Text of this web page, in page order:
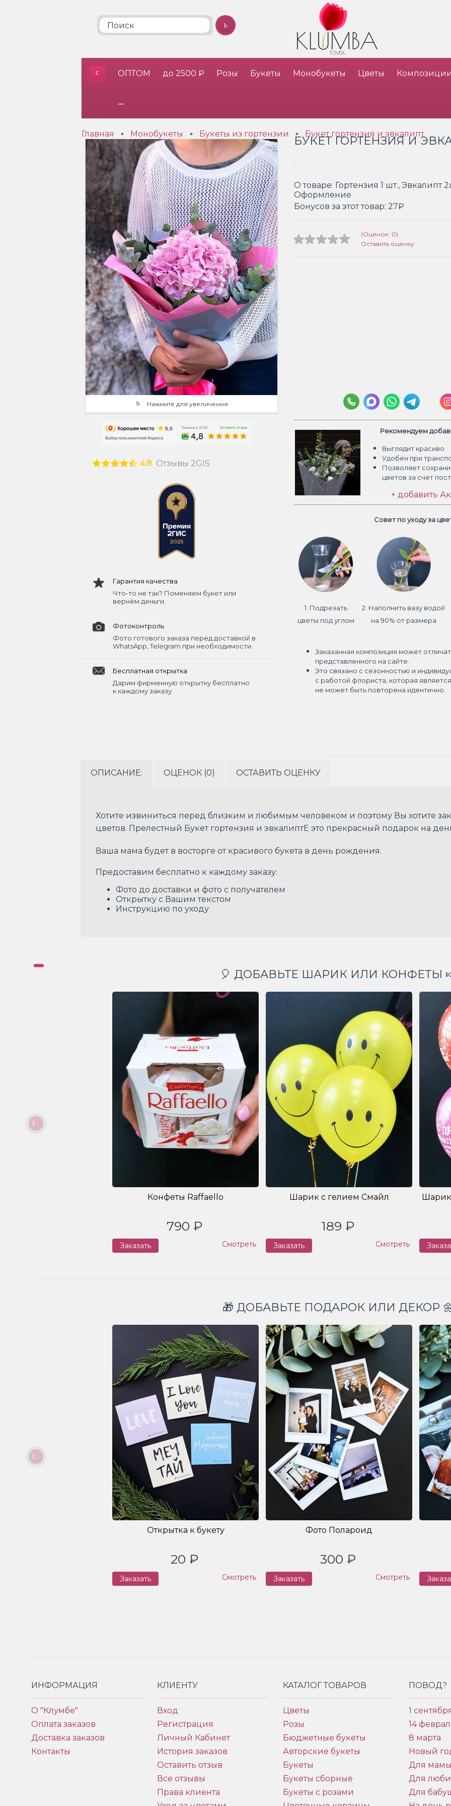
ОПТОМ до 2500 ₽ Розы Букеты Монобукеты Цветы
•••
Главная » Монобукеты » Букеты из гортензии » Букет гортензия и эвкалипт
Нажмите для увеличения
4.8 Отзывы 2GIS
Гарантия качества
Что-то не так? Поменяем букет или
вернём деньги.
Фотоконтроль
Фото готового заказа перед доставкой в
WhatsApp, Telegram при необходимости.
Бесплатная открытка
Дарим фирменную открытку бесплатно
к каждому заказу.
БУКЕТ ГОРТЕНЗИЯ И
О товаре: Гортензия 1 шт., Эвкалипт
Оформление
Бонусов за этот товар: 27₽
(Оценок: 0)
Оставить оценку
Рекомендуем
Выглядит красиво
Удобен при
Позволяет
цветов за счет
+ добавить
Совет по уходу за
1. Подрезать
цветы под углом
2. Наполнить вазу водой
на 90% от размера
Заказанная композиция может
представленного на сайте.
Это связано с сезонностью и
с работой флориста, которая
не может быть повторена идентично.
ОПИСАНИЕ: ОЦЕНОК (0) ОСТАВИТЬ ОЦЕНКУ
Хотите извиниться перед близким и любимым человеком и поэтому Вы хотите
цветов. Прелестный Букет гортензия и эвкалиптE это прекрасный подарок на
Ваша мама будет в восторге от красивого букета в день рождения.
Предоставим бесплатно к каждому заказу:
Фото до доставки и фото с получателем
Открытку с Вашим текстом
Инструкцию по уходу
🎈 ДОБАВЬТЕ ШАРИК ИЛИ КОНФЕТЫ
Конфеты Raffaello
790 ₽
Заказать Смотреть
Шарик с гелием Смайл
189 ₽
Заказать Смотреть
🎁 ДОБАВЬТЕ ПОДАРОК ИЛИ ДЕКОР
Открытка к букету
20 ₽
Заказать Смотреть
Фото Полароид
300 ₽
Заказать Смотреть
ИНФОРМАЦИЯ
О "Клумбе"
Оплата заказов
Доставка заказов
Контакты
КЛИЕНТУ
Вход
Регистрация
Личный Кабинет
История заказов
Оставить отзыв
Все отзывы
Права клиента
КАТАЛОГ ТОВАРОВ
Цветы
Розы
Бюджетные букеты
Авторские букеты
Букеты
Букеты сборные
Букеты с розами
ПОВОД?
1
14
8 марта
Новый
Для
Для
Для